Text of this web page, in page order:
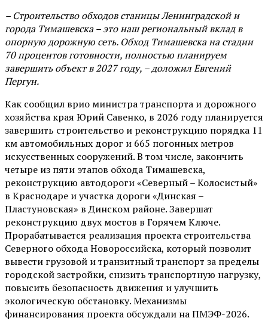
– Строительство обходов станицы Ленинградской и
города Тимашевска – это наш региональный вклад в
опорную дорожную сеть. Обход Тимашевска на стадии
70 процентов готовности, полностью планируем
завершить объект в 2027 году, – доложил Евгений
Пергун.
Как сообщил врио министра транспорта и дорожного
хозяйства края Юрий Савенко, в 2026 году планируется
завершить строительство и реконструкцию порядка 11
км автомобильных дорог и 665 погонных метров
искусственных сооружений. В том числе, закончить
четыре из пяти этапов обхода Тимашевска,
реконструкцию автодороги «Северный – Колосистый»
в Краснодаре и участка дороги «Динская –
Пластуновская» в Динском районе. Завершат
реконструкцию двух мостов в Горячем Ключе.
Прорабатывается реализация проекта строительства
Северного обхода Новороссийска, который позволит
вывести грузовой и транзитный транспорт за пределы
городской застройки, снизить транспортную нагрузку,
повысить безопасность движения и улучшить
экологическую обстановку. Механизмы
финансирования проекта обсуждали на ПМЭФ-2026.